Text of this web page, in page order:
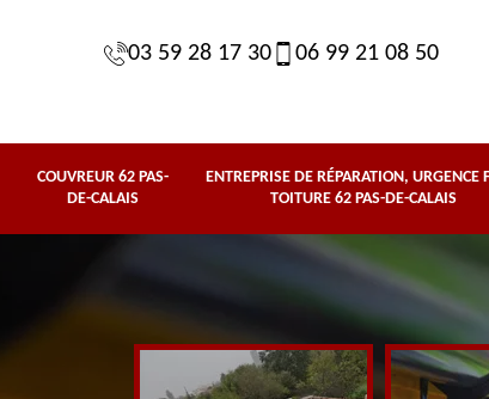
03 59 28 17 30 06 99 21 08 50
COUVREUR 62 PAS-
DE-CALAIS
ENTREPRISE DE RÉPARATION, URGENCE
TOITURE 62 PAS-DE-CALAIS